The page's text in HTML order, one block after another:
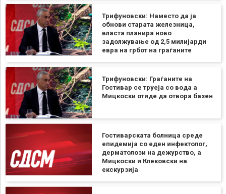
Трифуновски: Наместо да ја
обнови старата железница,
власта планира ново
задолжување од 2,5 милијарди
евра на грбот на граѓаните
Трифуновски: Граѓаните на
Гостивар се труеја со вода а
Мицкоски отиде да отвора базен
Гостиварската болница среде
епидемија со еден инфектолог,
дерматолози на дежурство, а
Мицкоски и Клековски на
екскурзија